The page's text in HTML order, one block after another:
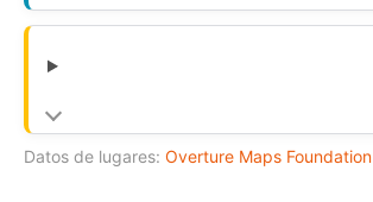
Datos de lugares: Overture Maps Foundation